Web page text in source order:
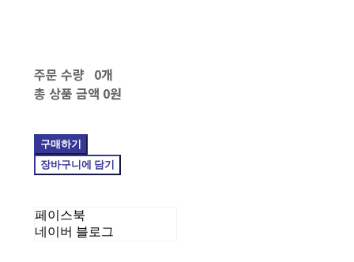
주문 수량 0개
총 상품 금액 0원
구매하기
장바구니에 담기
페이스북
네이버 블로그